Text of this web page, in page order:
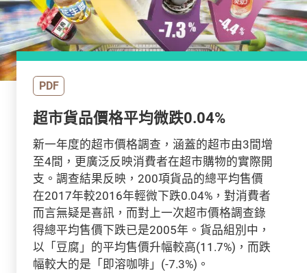
PDF
超市貨品價格平均微跌0.04%
新一年度的超市價格調查，涵蓋的超市由3間增
至4間，更廣泛反映消費者在超市購物的實際開
支。調查結果反映，200項貨品的總平均售價
在2017年較2016年輕微下跌0.04%，對消費者
而言無疑是喜訊，而對上一次超市價格調查錄
得總平均售價下跌已是2005年。貨品組別中，
以「豆腐」的平均售價升幅較高(11.7%)，而跌
幅較大的是「即溶咖啡」(-7.3%)。